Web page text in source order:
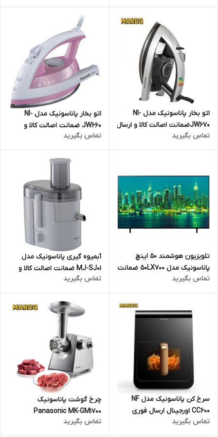
ماهه مارکو تجارت
اتو بخار پاناسونیک مدل NI-
JW670ضمانت اصالت کالا و ارسال
مارکو تجارت
تماس بگیرید
اتو بخار پاناسونیک مدل NI-
JW660 ضمانت اصالت کالا و
ماهه مارکو تجارت
تماس بگیرید
تلویزیون هوشمند 50 اینچ
پاناسونیک مدل 50LX700 ضمانت
اصالت کالا و ارسال فوری و رایگان
/گارانتی 18 ماهه مارکو تجارت
تماس بگیرید
آبمیوه گیری پاناسونیک مدل
MJ-SJ01 ضمانت اصالت کالا و
ماهه مارکو تجارت
تماس بگیرید
سرخ کن پاناسونیک مدل NF
CC600 اورجینال ارسال فوری
تماس بگیرید
چرخ گوشت پاناسونیک
Panasonic MK-GM1700
تماس بگیرید